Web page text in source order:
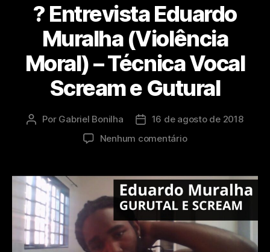
? Entrevista Eduardo
Muralha (Violência
Moral) – Técnica Vocal
Scream e Gutural
Autor
Por Gabriel Bonilha
Data16 de agosto de 2018
Nenhum comentárioem
Eduardo
Muralha
(Violência
Moral)
–
Técnica